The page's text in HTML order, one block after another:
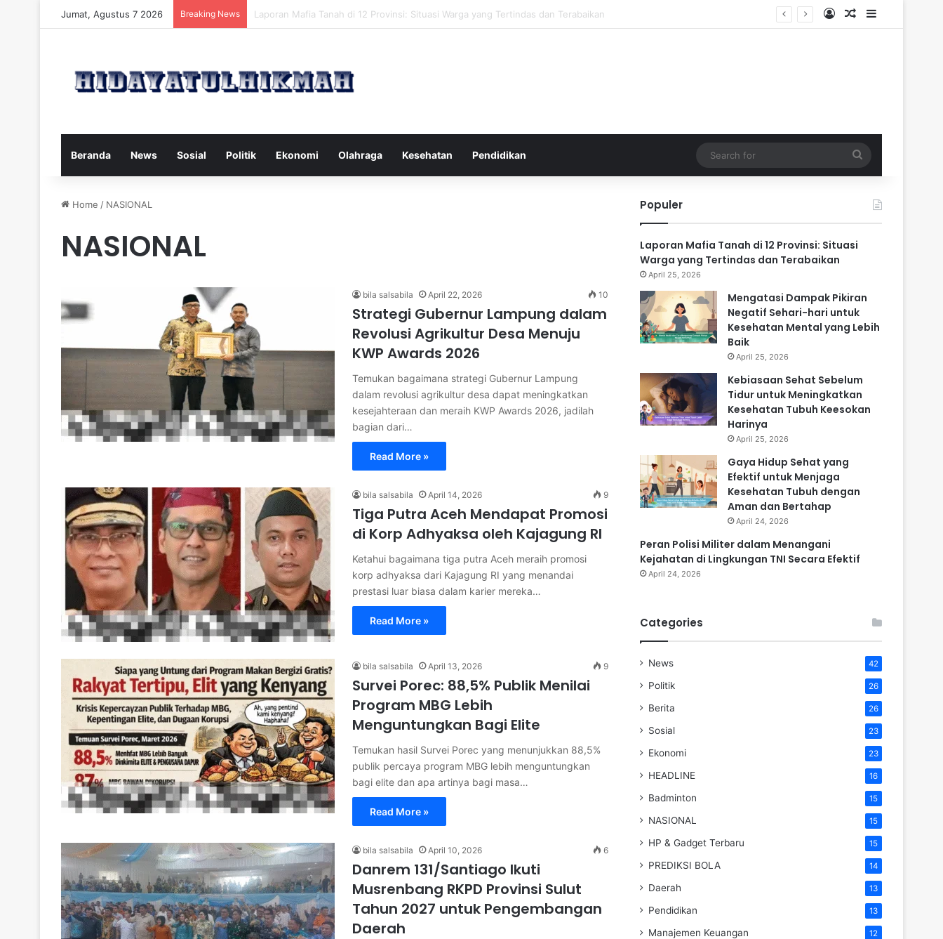
Jumat, Agustus 7 2026 Breaking News Mengatasi Dampak Pikiran Negatif Sehari-hari untuk Kesehatan Mental yang Lebih Baik Log InRandom Article
Sidebar
Beranda News Sosial Politik Ekonomi Olahraga Kesehatan Pendidikan
for
Home / NASIONAL
NASIONAL
bila salsabila April 22, 2026 10
Strategi Gubernur Lampung dalam
Revolusi Agrikultur Desa Menuju
KWP Awards 2026
Temukan bagaimana strategi Gubernur Lampung
dalam revolusi agrikultur desa dapat meningkatkan
kesejahteraan dan meraih KWP Awards 2026, jadilah
bagian dari…
Read More »
bila salsabila April 14, 2026 9
Tiga Putra Aceh Mendapat Promosi
di Korp Adhyaksa oleh Kajagung RI
Ketahui bagaimana tiga putra Aceh meraih promosi
korp adhyaksa dari Kajagung RI yang menandai
prestasi luar biasa dalam karier mereka…
Read More »
bila salsabila April 13, 2026 9
Survei Porec: 88,5% Publik Menilai
Program MBG Lebih
Menguntungkan Bagi Elite
Temukan hasil Survei Porec yang menunjukkan 88,5%
publik percaya program MBG lebih menguntungkan
bagi elite dan apa artinya bagi masa…
Read More »
bila salsabila April 10, 2026 6
Danrem 131/Santiago Ikuti
Musrenbang RKPD Provinsi Sulut
Tahun 2027 untuk Pengembangan
Daerah
Populer
Laporan Mafia Tanah di 12 Provinsi: Situasi
Warga yang Tertindas dan Terabaikan
April 25, 2026
Mengatasi Dampak Pikiran
Negatif Sehari-hari untuk
Kesehatan Mental yang Lebih
Baik
April 25, 2026
Kebiasaan Sehat Sebelum
Tidur untuk Meningkatkan
Kesehatan Tubuh Keesokan
Harinya
April 25, 2026
Gaya Hidup Sehat yang
Efektif untuk Menjaga
Kesehatan Tubuh dengan
Aman dan Bertahap
April 24, 2026
Peran Polisi Militer dalam Menangani
Kejahatan di Lingkungan TNI Secara Efektif
April 24, 2026
Categories
News 42
Politik 26
Berita 26
Sosial 23
Ekonomi 23
HEADLINE 16
Badminton 15
NASIONAL 15
HP & Gadget Terbaru 15
PREDIKSI BOLA 14
Daerah 13
Pendidikan 13
Manajemen Keuangan 12